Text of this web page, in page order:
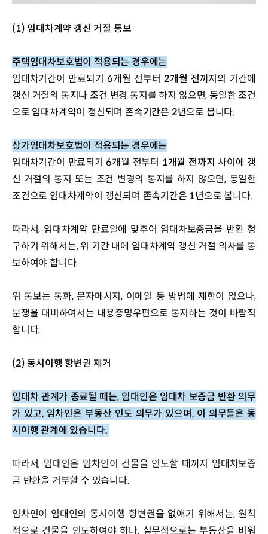
(1) 임대차계약 갱신 거절 통보
주택임대차보호법이 적용되는 경우에는
임대차기간이 만료되기 6개월 전부터 2개월 전까지 의 기간에
갱신 거절의 통지나 조건 변경 통지를 하지 않으면, 동일한 조건
으로 임대차계약이 갱신되며 존속기간은 2년으로 봅니다.
상가임대차보호법이 적용되는 경우에는
임대차기간이 만료되기 6개월 전부터 1개월 전까지 사이에 갱
신 거절의 통지 또는 조건 변경의 통지를 하지 않으면, 동일한
조건으로 임대차계약이 갱신되며 존속기간은 1년으로 봅니다.
따라서, 임대차계약 만료일에 맞추어 임대차보증금을 반환 청
구하기 위해서는, 위 기간 내에 임대차계약 갱신 거절 의사를 통
보하여야 합니다.
위 통보는 통화, 문자메시지, 이메일 등 방법에 제한이 없으나,
분쟁을 대비하여서는 내용증명우편으로 통지하는 것이 바람직
합니다.
(2) 동시이행 항변권 제거
임대차 관계가 종료될 때는, 임대인은 임대차 보증금 반환 의무
가 있고, 임차인은 부동산 인도 의무가 있으며, 이 의무들은 동
시이행 관계에 있습니다.
따라서, 임대인은 임차인이 건물을 인도할 때까지 임대차보증
금 반환을 거부할 수 있습니다.
임차인이 임대인의 동시이행 항변권을 없애기 위해서는, 원칙
적으로 건물을 인도하여야 하나, 실무적으로는 부동산을 비워